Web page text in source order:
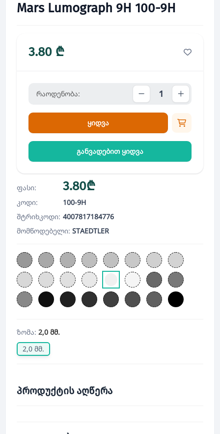
Mars Lumograph 9H 100-9H
3.80 ₾
რაოდენობა:
ყიდვა
განვადებით ყიდვა
ფასი: 3.80₾
კოდი:
100-9H
შტრიხკოდი: 4007817184776
მომწოდებელი: STAEDTLER
ზომა: 2,0 მმ.
2,0 მმ.
პროდუქტის აღწერა